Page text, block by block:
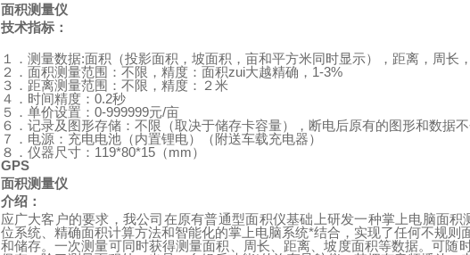
面积测量仪
技术指标：
１．测量数据:面积（投影面积，坡面积，亩和平方米同时显示），距离，周长
２．面积测量范围：不限，精度：面积zui大越精确， 1-3%
３．距离测量范围：不限，精度：２米
４．时间精度： 0.2秒
５．单价设置： 0-999999元/亩
６．记录及图形存储：不限（取决于储存卡容量），断电后原有的图形和数据
７．电源：充电电池（内置锂电）
（附送车载充电器）
８．仪器尺寸： 119*80*15（mm）
GPS
面积测量仪
介绍：
应广大客户的要求，我公司在原有普通型面积仪基础上研发一种掌上电脑面积
位系统、精确面积计算方法和智能化的掌上电脑系统*结合，实现了任何不规则
和储存。一次测量可同时获得测量面积、周长、距离、坡度面积等数据。可随